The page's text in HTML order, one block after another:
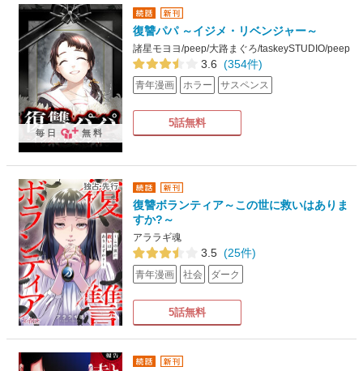
復讐パパ ～イジメ・リベンジャー～
諸星モヨヨ/peep/大路まぐろ/taskeySTUDIO/peep
3.6 (354件)
青年漫画 ホラー サスペンス
5話無料
毎日 無料
復讐ボランティア～この世に救いはありま
すか?～
アララギ魂
3.5 (25件)
青年漫画 社会 ダーク
5話無料